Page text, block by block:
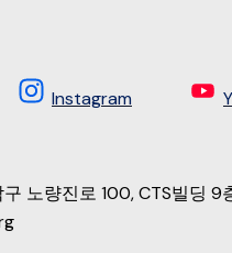
Instagram
노량진로 100, CTS빌딩 9